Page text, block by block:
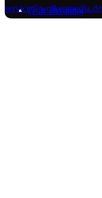
Gute Beratung
service@wolkenmedia.de